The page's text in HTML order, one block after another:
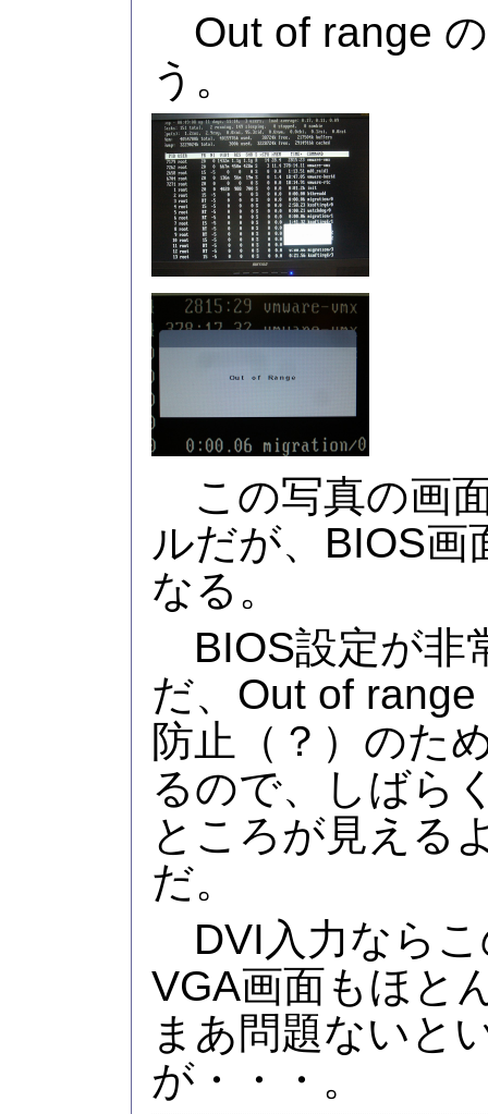
Out of range
う。
この写真の画
ルだが、BIOS画
なる。
BIOS設定が非
だ、Out of
防止（？）のた
るので、しばら
ところが見える
だ。
DVI入力ならこ
VGA画面もほと
まあ問題ないと
が・・・。